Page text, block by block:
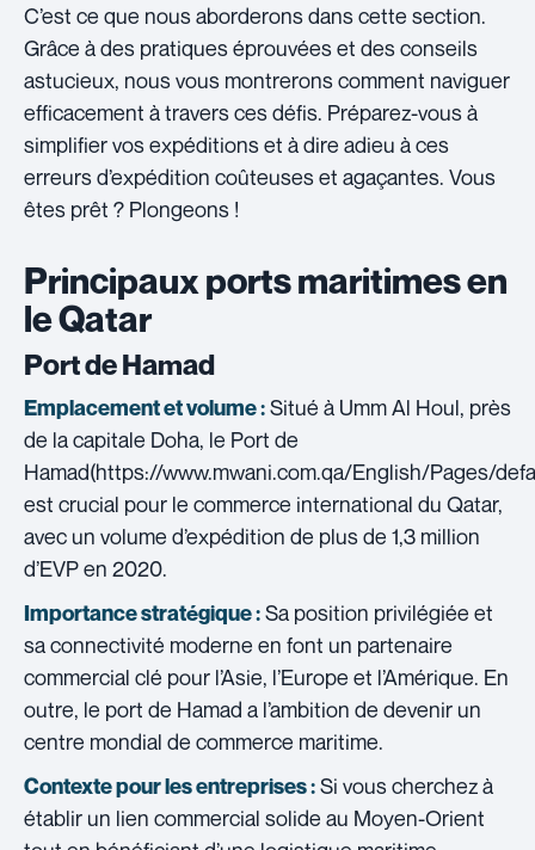
C’est ce que nous aborderons dans cette section.
Grâce à des pratiques éprouvées et des conseils
astucieux, nous vous montrerons comment naviguer
efficacement à travers ces défis. Préparez-vous à
simplifier vos expéditions et à dire adieu à ces
erreurs d’expédition coûteuses et agaçantes. Vous
êtes prêt ? Plongeons !
Principaux ports maritimes en
le Qatar
Port de Hamad
Emplacement et volume :Situé à Umm Al Houl, près
de la capitale Doha, le Port de
Hamad(https://www.mwani.com.qa/English/Pages/
est crucial pour le commerce international du Qatar,
avec un volume d’expédition de plus de 1,3 million
d’EVP en 2020.
Importance stratégique :Sa position privilégiée et
sa connectivité moderne en font un partenaire
commercial clé pour l’Asie, l’Europe et l’Amérique. En
outre, le port de Hamad a l’ambition de devenir un
centre mondial de commerce maritime.
Contexte pour les entreprises :Si vous cherchez à
établir un lien commercial solide au Moyen-Orient